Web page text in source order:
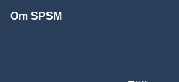
Om SPSM